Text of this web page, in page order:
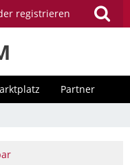
registrieren
Partner